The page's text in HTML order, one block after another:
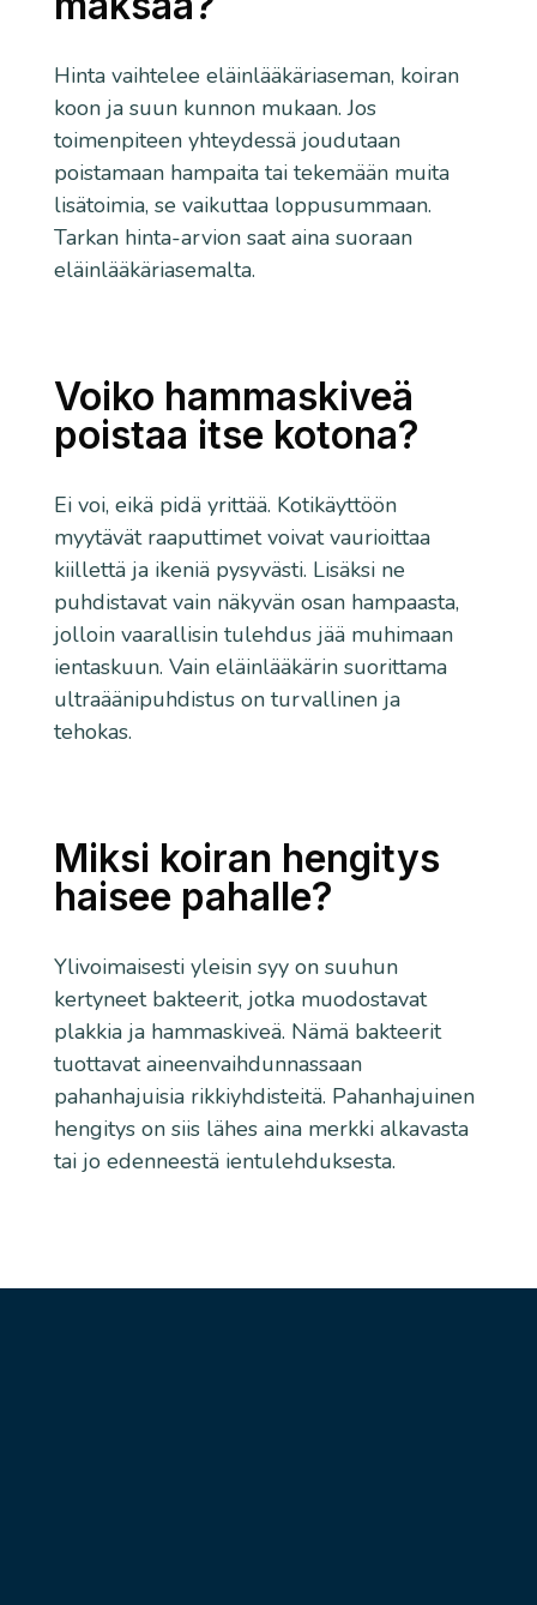
Hinta vaihtelee eläinlääkäriaseman, koiran
koon ja suun kunnon mukaan. Jos
toimenpiteen yhteydessä joudutaan
poistamaan hampaita tai tekemään muita
lisätoimia, se vaikuttaa loppusummaan.
Tarkan hinta-arvion saat aina suoraan
eläinlääkäriasemalta.
Voiko hammaskiveä
poistaa itse kotona?
Ei voi, eikä pidä yrittää. Kotikäyttöön
myytävät raaputtimet voivat vaurioittaa
kiillettä ja ikeniä pysyvästi. Lisäksi ne
puhdistavat vain näkyvän osan hampaasta,
jolloin vaarallisin tulehdus jää muhimaan
ientaskuun. Vain eläinlääkärin suorittama
ultraäänipuhdistus on turvallinen ja
tehokas.
Miksi koiran hengitys
haisee pahalle?
Ylivoimaisesti yleisin syy on suuhun
kertyneet bakteerit, jotka muodostavat
plakkia ja hammaskiveä. Nämä bakteerit
tuottavat aineenvaihdunnassaan
pahanhajuisia rikkiyhdisteitä. Pahanhajuinen
hengitys on siis lähes aina merkki alkavasta
tai jo edenneestä ientulehduksesta.